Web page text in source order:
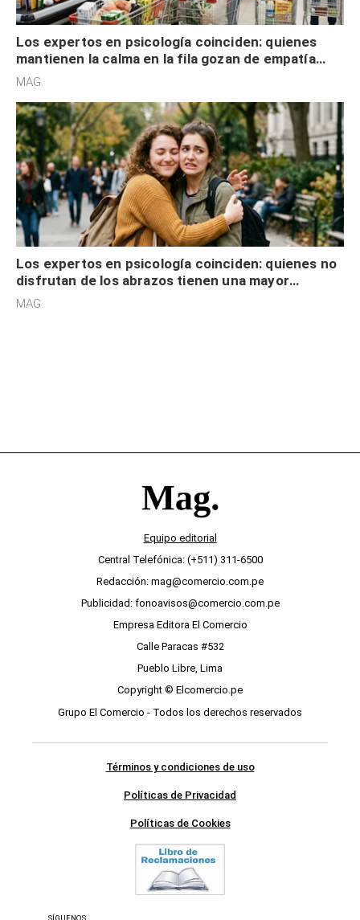
Los expertos en psicología coinciden: quienes
mantienen la calma en la fila gozan de empatía
cognitiva, gratitud y no solo tienen autocontrol
MAG.
Los expertos en psicología coinciden: quienes no
disfrutan de los abrazos tienen una mayor
sensibilidad a los estímulos físicos y no es por
MAG.
Equipo editorial
Central Telefónica: (+511) 311-6500
Redacción: mag@comercio.com.pe
Publicidad: fonoavisos@comercio.com.pe
Empresa Editora El Comercio
Calle Paracas #532
Pueblo Libre, Lima
Copyright © Elcomercio.pe
Grupo El Comercio - Todos los derechos reservados
Términos y condiciones de uso
Políticas de Privacidad
Políticas de Cookies
SÍGUENOS